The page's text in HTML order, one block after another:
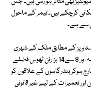
کراچی نقل مکانی کرچکے ہیں۔ تیمر کے ماحول
سے ہے۔
کے مطابق ملک کے شہری
علاقوں سے روزانہ 400 ملین گیلن سے زائد مایافضلہ اور 8 سے14 ہزارٹن ٹھوس فضلے
سے خارج ہوکر بندرگاہوں کے علاقوں کو
تعمیرات کے لیے غیر قانونی